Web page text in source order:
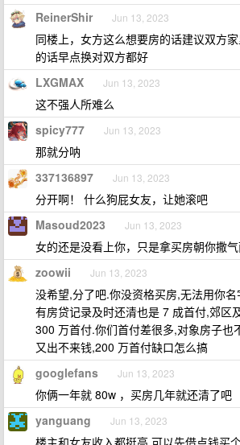
ReinerShir Jun 13, 2023
同楼上，女方这么想要房的话建议双方
的话早点换对双方都好
LXGMAX Jun 13, 2023
这不强人所难么
spicy777 Jun 13, 2023
那就分呐
337136897 Jun 13, 2023
分开啊！ 什么狗屁女友，让她滚吧
Masoud2023 Jun 13, 2023
女的还是没看上你，只是拿买房朝你撒
zoowii Jun 13, 2023
没希望,分了吧.你没资格买房,无法用你
有房贷记录及时还清也是 7 成首付,郊区
300 万首付.你们首付差很多,对象房子也
又出不来钱,200 万首付缺口怎么搞
googlefans Jun 13, 2023
你俩一年就 80w ，买房几年就还清了吧
yanguang Jun 13, 2023
楼主和女友收入都挺高,可以先借点钱买